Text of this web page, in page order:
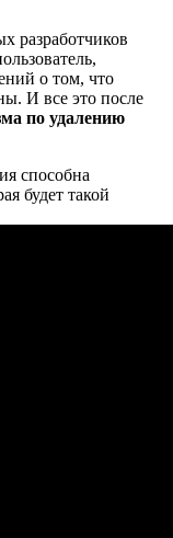
разработчиков
о том, что
И все это после
по удалению
способна
будет такой